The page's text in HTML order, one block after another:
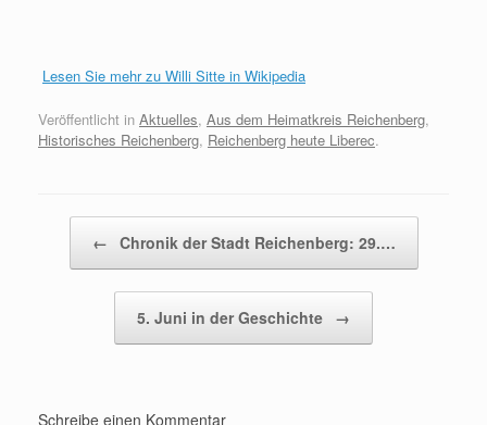
Lesen Sie mehr zu Willi Sitte in Wikipedia
Veröffentlicht in Aktuelles, Aus dem Heimatkreis Reichenberg,
Historisches Reichenberg, Reichenberg heute Liberec.
← Chronik der Stadt Reichenberg: 29.…
5. Juni in der Geschichte →
Schreibe einen Kommentar